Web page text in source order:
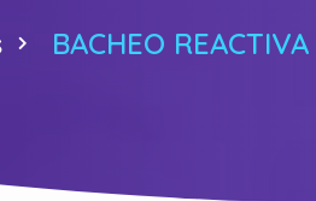
BACHEO